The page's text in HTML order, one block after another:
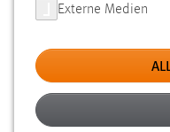
Dienstag, 07.07.2026
OTH in Amberg,
Fakultät EMI und
Externe Medien